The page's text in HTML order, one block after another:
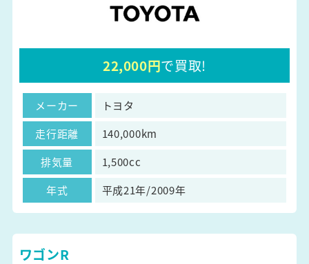
22,000円で買取!
メーカー
トヨタ
走行距離
140,000km
排気量
1,500cc
年式
平成21年/2009年
ワゴンR